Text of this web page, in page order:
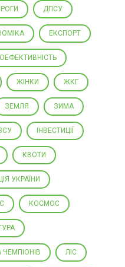
ДПСУ
ЕКСПОРТ
ЖІНКИ ЖКГ
ЗЕМЛЯ ЗИМА
ІНВЕСТИЦІЇ
КВОТИ
УКРАЇНИ
КОСМОС
ЧЕМПІОНІВ ЛІС